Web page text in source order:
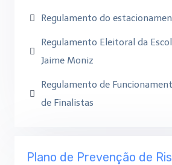
Regulamento do
Regulamento Eleitoral da
Jaime Moniz
Regulamento de
de Finalistas
Plano de Prevenção de